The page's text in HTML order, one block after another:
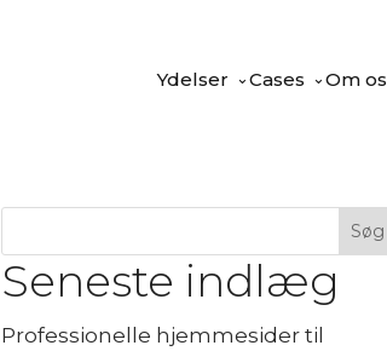
Ydelser Cases ⌄Om os
Søg
Seneste indlæg
Professionelle hjemmesider til